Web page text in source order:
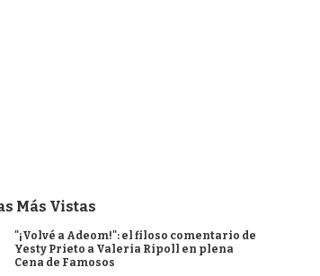
Más Vistas
"¡Volvé a Adeom!": el filoso comentario de
Yesty Prieto a Valeria Ripoll en plena
Cena de Famosos